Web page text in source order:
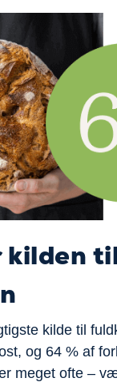
kilden
kilde til
og 64 % af
meget ofte –